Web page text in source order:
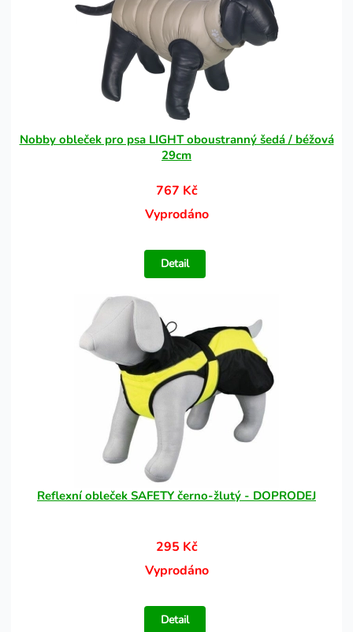
Nobby obleček pro psa LIGHT oboustranný šedá / béžová
29cm
767 Kč
Vyprodáno
Detail
Reflexní obleček SAFETY černo-žlutý - DOPRODEJ
295 Kč
Vyprodáno
Detail